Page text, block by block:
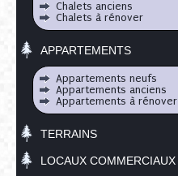
Chalets anciens
Chalets à rénover
APPARTEMENTS
Appartements neufs
Appartements anciens
Appartements à rénover
TERRAINS
LOCAUX COMMERCIAUX